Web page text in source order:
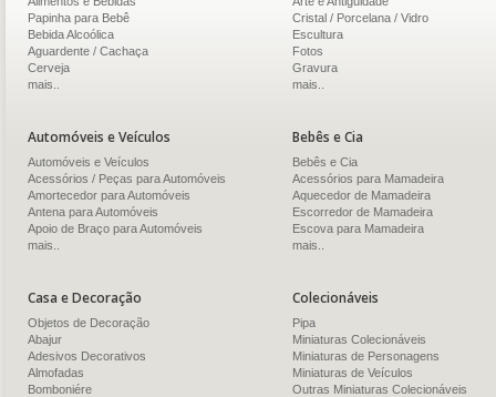
Papinha para Bebê
Bebida Alcoólica
Aguardente / Cachaça
Cerveja
mais..
Cristal / Porcelana / Vidro
Escultura
Fotos
Gravura
mais..
Automóveis e Veículos
Automóveis e Veículos
Acessórios / Peças para Automóveis
Amortecedor para Automóveis
Antena para Automóveis
Apoio de Braço para Automóveis
mais..
Bebês e Cia
Bebês e Cia
Acessórios para Mamadeira
Aquecedor de Mamadeira
Escorredor de Mamadeira
Escova para Mamadeira
mais..
Casa e Decoração
Objetos de Decoração
Abajur
Adesivos Decorativos
Almofadas
Bomboniére
Colecionáveis
Pipa
Miniaturas Colecionáveis
Miniaturas de Personagens
Miniaturas de Veículos
Outras Miniaturas Colecionáveis